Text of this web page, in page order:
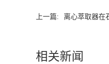
上一篇: 离心萃取器在
相关新闻